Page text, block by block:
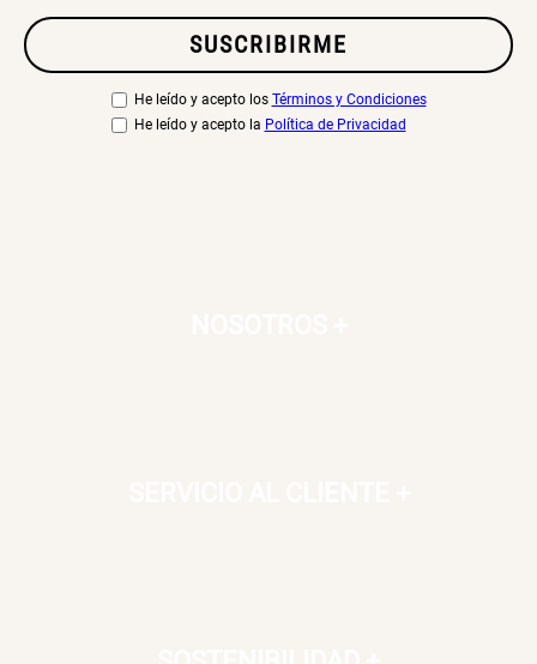
SUSCRIBIRME
He leído y acepto los Términos y Condiciones
He leído y acepto la Política de Privacidad